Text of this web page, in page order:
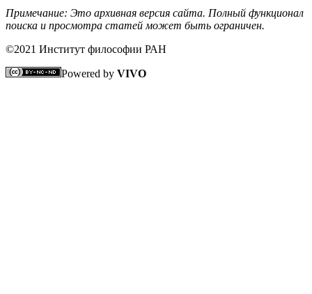
Примечание: Это архивная версия сайта. Полный функционал
поиска и просмотра статей может быть ограничен.
©2021 Институт философии РАН
Powered by VIVO